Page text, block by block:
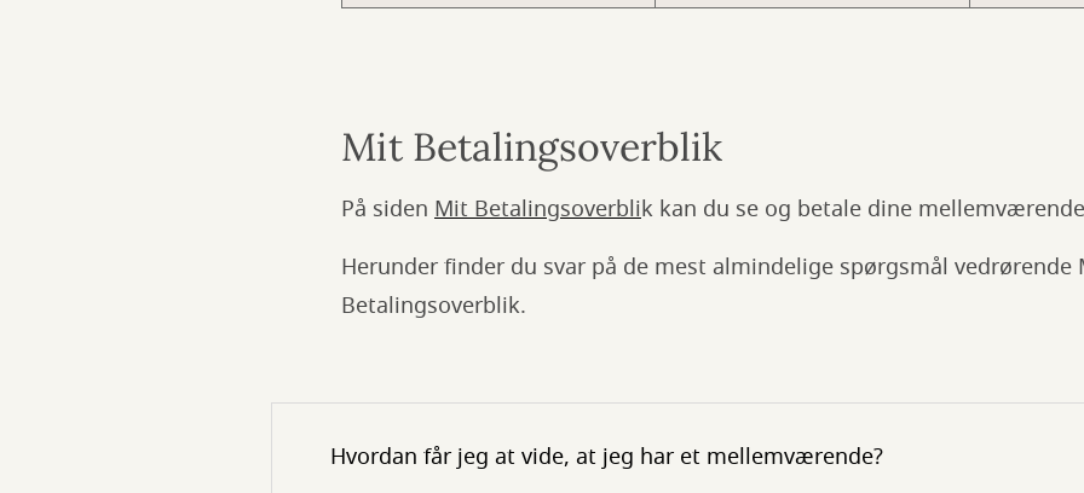
Mit Betalingsoverblik
På siden Mit Betalingsoverblik kan du se og betale dine
Herunder finder du svar på de mest almindelige spørgsmål vedrørende
Betalingsoverblik.
Hvordan får jeg at vide, at jeg har et mellemværende?